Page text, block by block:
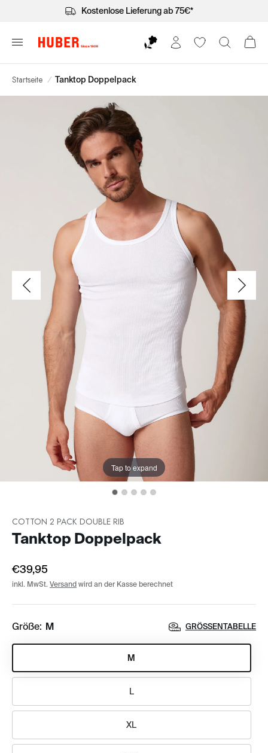
Kostenlose Lieferung ab 75€*
Startseite / Tanktop Doppelpack
Tap to expand
COTTON 2 PACK DOUBLE RIB
Tanktop Doppelpack
€39,95
inkl. MwSt. Versand wird an der Kasse berechnet
Größe: M GRÖSSENTABELLE
M
L
XL